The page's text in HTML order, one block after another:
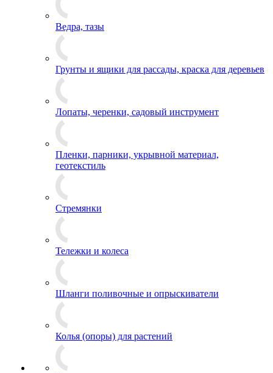
Ведра, тазы
Грунты и ящики для рассады, краска для деревьев
Лопаты, черенки, садовый инструмент
Пленки, парники, укрывной материал,
геотекстиль
Стремянки
Тележки и колеса
Шланги поливочные и опрыскиватели
Колья (опоры) для растений